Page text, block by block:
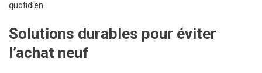
quotidien.
Solutions durables pour éviter
l’achat neuf